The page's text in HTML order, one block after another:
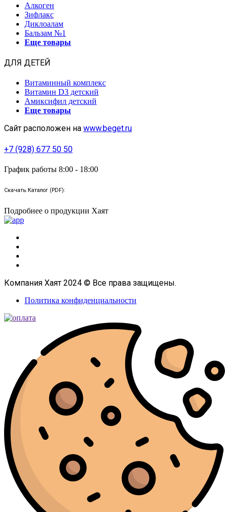
Алкоген
Зифлакс
Диклоалам
Бальзам №1
Еще товары
ДЛЯ ДЕТЕЙ
Витаминный комплекс
Витамин D3 детский
Амиксифил детский
Еще товары
Сайт расположен на www.beget.ru
+7 (928) 677 50 50
График работы 8:00 - 18:00
Скачать Каталог (PDF):
Подробнее о продукции Хаят
Компания Хаят 2024 © Все права защищены.
Политика конфиденциальности